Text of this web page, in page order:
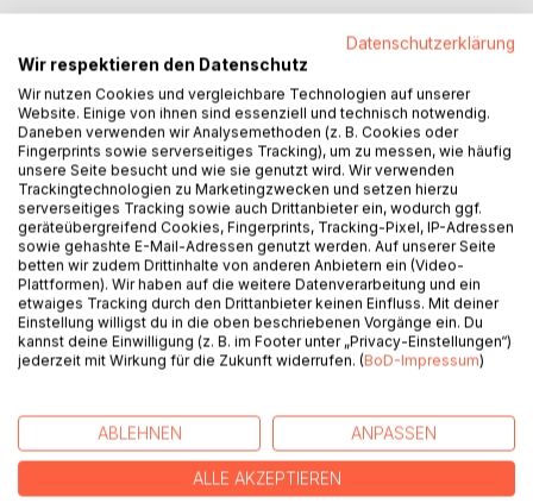
»Du willst mir also sagen, dass all meine Rentiere in
Wahrheit verzauberte Weihnachtsmänner sind?«
(Seite 11)
Als das Christkind Besuch vom Weihnachtsmann bekommt,
erschrickt es. Der sonst so fröhliche Mann sieht müde aus
und zeigt erste Anzeichen einer drohenden
Rentierverwandlung.
Um dieses Schicksal zu verhindern und Weihnachten zu
retten, schickt ihn das Christkind zu den Menschen, um
einen Nachfolger zu finden.
Doch was er wirklich bei den Menschen entdeckt, ist noch
viel wichtiger.
PRESSESTIMMEN
Datenschutzerklärung
Wir respektieren den Datenschutz
Wir nutzen Cookies und vergleichbare Technologien auf unserer
Website. Einige von ihnen sind essenziell und technisch notwendig.
Daneben verwenden wir Analysemethoden (z. B. Cookies oder
Fingerprints sowie serverseitiges Tracking), um zu messen, wie häufig
unsere Seite besucht und wie sie genutzt wird. Wir verwenden
Trackingtechnologien zu Marketingzwecken und setzen hierzu
serverseitiges Tracking sowie auch Drittanbieter ein, wodurch ggf.
geräteübergreifend Cookies, Fingerprints, Tracking-Pixel, IP-Adressen
sowie gehashte E-Mail-Adressen genutzt werden. Auf unserer Seite
betten wir zudem Drittinhalte von anderen Anbietern ein (Video-
Plattformen). Wir haben auf die weitere Datenverarbeitung und ein
etwaiges Tracking durch den Drittanbieter keinen Einfluss. Mit deiner
Einstellung willigst du in die oben beschriebenen Vorgänge ein. Du
kannst deine Einwilligung (z. B. im Footer unter „Privacy-Einstellungen“)
jederzeit mit Wirkung für die Zukunft widerrufen. (BoD-Impressum)
ABLEHNEN ANPASSEN
ALLE AKZEPTIEREN